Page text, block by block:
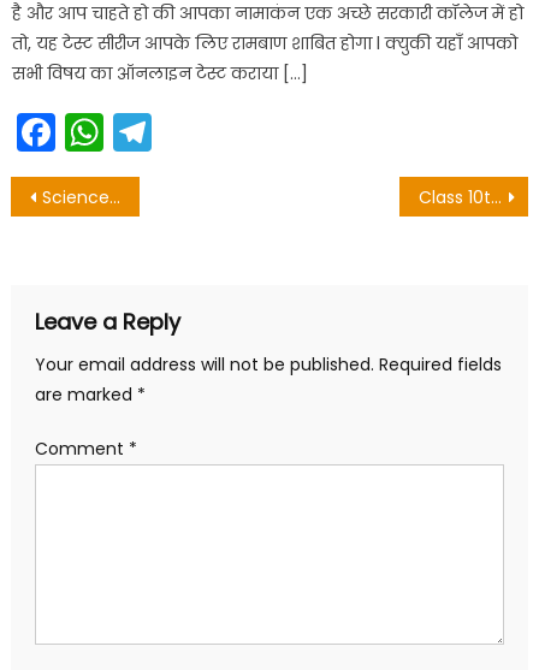
है और आप चाहते हो की आपका नामाकंन एक अच्छे सरकारी कॉलेज में हो
तो, यह टेस्ट सीरीज आपके लिए रामबाण शाबित होगा l क्युकी यहाँ आपको
सभी विषय का ऑनलाइन टेस्ट कराया […]
Facebook
WhatsApp
Post
Science vvi Objective Question class 10 Class 10th Science vvi Objective Question 2021
Leave a Reply
Your email address will not be published. Required fields
are marked *
Comment *